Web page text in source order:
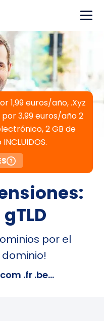
1,99 euros/año, .Xyz
3,99 euros/año 2
2 GB de
por el
.fr .be...